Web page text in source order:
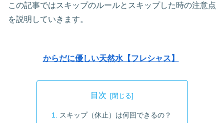
この記事ではスキップのルールとスキップした時の注意点
を説明していきます。
からだに優しい天然水【フレシャス】
目次
スキップ（休止）は何回できるの？